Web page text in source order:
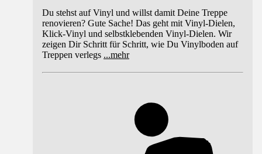
Du stehst auf Vinyl und willst damit Deine Treppe
renovieren? Gute Sache! Das geht mit Vinyl-Dielen,
Klick-Vinyl und selbstklebenden Vinyl-Dielen. Wir
zeigen Dir Schritt für Schritt, wie Du Vinylboden auf
Treppen verlegs ...mehr